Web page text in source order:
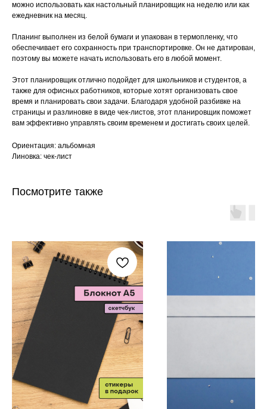
можно использовать как настольный планировщик на неделю или как
ежедневник на месяц.
Планинг выполнен из белой бумаги и упакован в термопленку, что
обеспечивает его сохранность при транспортировке. Он не датирован,
поэтому вы можете начать использовать его в любой момент.
Этот планировщик отлично подойдет для школьников и студентов, а
также для офисных работников, которые хотят организовать свое
время и планировать свои задачи. Благодаря удобной разбивке на
страницы и разлиновке в виде чек-листов, этот планировщик поможет
вам эффективно управлять своим временем и достигать своих целей.
Ориентация: альбомная
Линовка: чек-лист
Посмотрите также